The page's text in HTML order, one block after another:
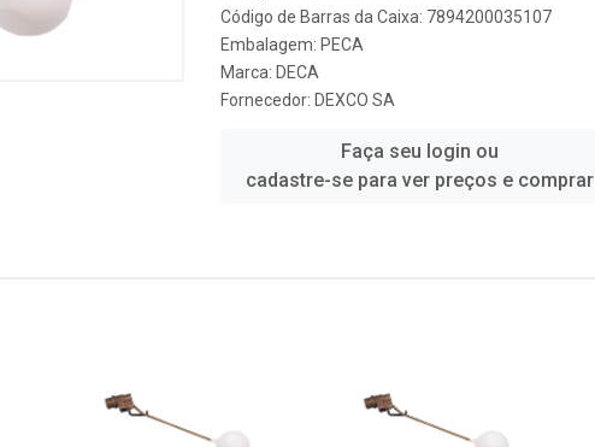
Código de Barras da Caixa: 7894200035107
Embalagem: PECA
Marca: DECA
Fornecedor: DEXCO SA
Faça seu login ou
cadastre-se para ver preços e comprar